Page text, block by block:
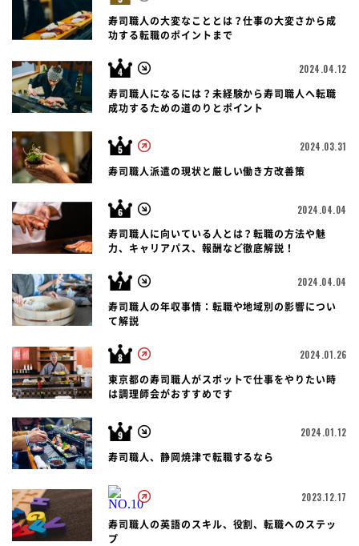
寿司職人の大変なこととは？仕事の大変さから成
功する転職のポイントまで
2024.04.12
寿司職人になるには？未経験から寿司職人へ転職
成功するための道のりとポイント
2024.03.31
寿司職人派遣の現状と厳しい働き方改善策
2024.04.04
寿司職人に向いている人とは？転職の方法や魅
力、キャリアパス、報酬など徹底解説！
2024.04.04
寿司職人の年収事情：転職や地域別の影響につい
て解説
2024.01.26
東京都の寿司職人がスポットで仕事をやりたい時
は調理師会がおすすめです
2024.01.12
寿司職人、静岡焼津で転職するなら
2023.12.17
寿司職人の英語のスキル、役割、転職へのステッ
プ